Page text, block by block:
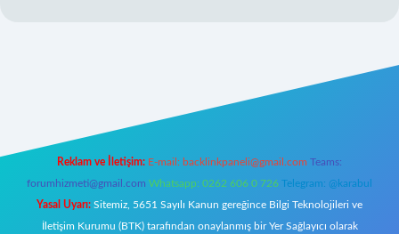
Reklam ve İletişim: E-mail: backlinkpaneli@gmail.com Teams:
forumhizmeti@gmail.com Whatsapp: 0262 606 0 726 Telegram: @karabul
Yasal Uyarı: Sitemiz, 5651 Sayılı Kanun gereğince Bilgi Teknolojileri ve
İletişim Kurumu (BTK) tarafından onaylanmış bir Yer Sağlayıcı olarak